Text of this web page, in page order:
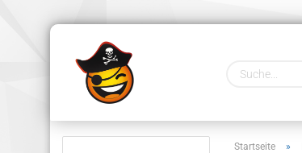
Startseite »